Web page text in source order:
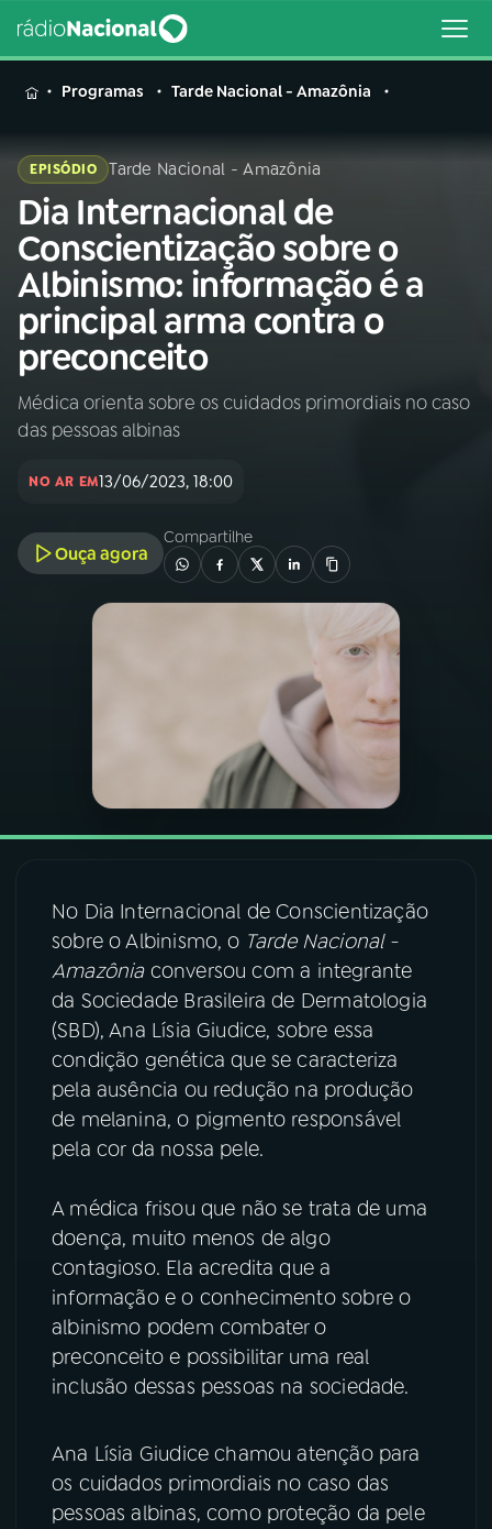
MENU
Buscar
na
Rádio
Nacional
Buscar
AO VIVO
01INÍCIO
A RÁDIO
PROGRAMAÇÃO
PROGRAMAS
07ÚLTIMAS
08 FESTIVAL DE MÚSICA
ACOMPANHE A RÁDIO NACIONAL
YouTube Facebook
Instagram X
TikTok
Programas Tarde Nacional - Amazônia
EPISÓDIO Tarde Nacional - Amazônia
Dia Internacional de
Conscientização sobre o
Albinismo: informação é a
principal arma contra o
preconceito
Médica orienta sobre os cuidados primordiais no caso
das pessoas albinas
NO AR EM13/06/2023, 18:00
Ouça agora
Compartilhe
No Dia Internacional de Conscientização
sobre o Albinismo, o Tarde Nacional -
Amazôniaconversou com a integrante
da Sociedade Brasileira de Dermatologia
(SBD), Ana Lísia Giudice, sobre essa
condição genética que se caracteriza
pela ausência ou redução na produção
de melanina, o pigmento responsável
pela cor da nossa pele.
A médica frisou que não se trata de uma
doença, muito menos de algo
contagioso. Ela acredita que a
informação e o conhecimento sobre o
albinismo podem combater o
preconceito e possibilitar uma real
inclusão dessas pessoas na sociedade.
Ana Lísia Giudice chamou atenção para
os cuidados primordiais no caso das
pessoas albinas, como proteção da pele